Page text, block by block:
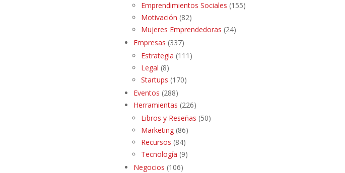
Emprendimientos Sociales (155)
Motivación (82)
Mujeres Emprendedoras (24)
Empresas (337)
Estrategia (111)
Legal (8)
Startups (170)
Eventos (288)
Herramientas (226)
Libros y Reseñas (50)
Marketing (86)
Recursos (84)
Tecnología (9)
Negocios (106)